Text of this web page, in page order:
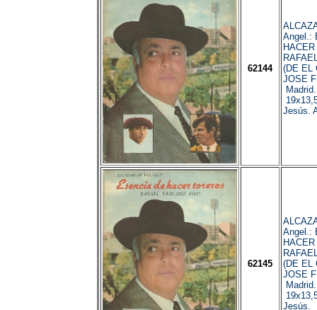
62144
Angel.:
(DE EL
JOSE
Jesús.
62145
Angel.:
(DE EL
JOSE